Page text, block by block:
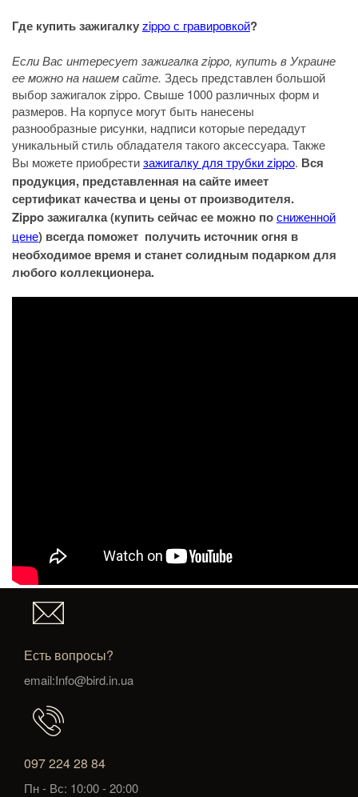
Где купить зажигалкуzippo с гравировкой?
Если Вас интересует зажигалка zippo, купить в Украине
ее можно на нашем сайте. Здесь представлен большой
выбор зажигалок zippo. Свыше 1000 различных форм и
размеров. На корпусе могут быть нанесены
разнообразные рисунки, надписи которые передадут
уникальный стиль обладателя такого аксессуара. Также
Вы можете приобрестизажигалку для трубки zippo. Вся
продукция, представленная на сайте имеет
сертификат качества и цены от производителя.
Zippo зажигалка (купить сейчас ее можно посниженной
цене) всегда поможет получить источник огня в
необходимое время и станет солидным подарком для
любого коллекционера.
Есть вопросы?
email:Info@bird.in.ua
097 224 28 84
Пн - Вс: 10:00 - 20:00